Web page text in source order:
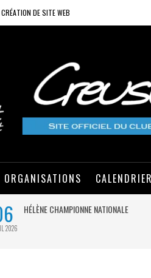
CRÉATION DE SITE WEB
ORGANISATIONS
2026
HÉLÈNE CHAMPIONNE NATIONALE